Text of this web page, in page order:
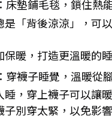
床墊鋪毛毯，鎖住熱
是「背後涼涼」，可
暖，打造更溫暖的
穿襪子睡覺，溫暖從
，穿上襪子可以讓
別穿太緊，以免影